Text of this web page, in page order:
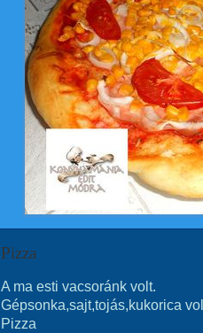
Pizza
A ma esti vacsoránk volt.
Gépsonka,sajt,tojás,kukorica
Pizza